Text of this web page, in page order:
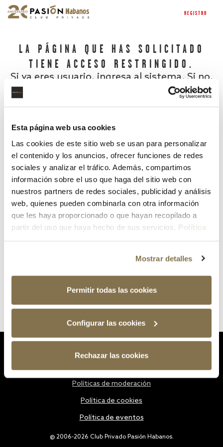
Esta página web usa cookies
Las cookies de este sitio web se usan para personalizar
el contenido y los anuncios, ofrecer funciones de redes
sociales y analizar el tráfico. Además, compartimos
información sobre el uso que haga del sitio web con
nuestros partners de redes sociales, publicidad y análisis
web, quienes pueden combinarla con otra información
que les haya proporcionado o que hayan recopilado a
partir del uso que haya hecho de sus servicios. Política
Mostrar detalles
Permitir todas las cookies
Configurar las cookies
Rechazar las cookies
REGISTRO
LA PÁGINA QUE HAS SOLICITADO
TIENE ACCESO RESTRINGIDO.
Si ya eres usuario, ingresa al sistema. Si no,
¿Has olvidado tu contraseña?
@ 2006-2026 Club Privado Pasión Habanos.
Políticas de moderación
Política de cookies
Política de eventos